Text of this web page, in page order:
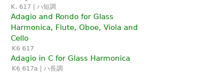
K. 617 | ハ短調
Adagio and Rondo for Glass
Harmonica, Flute, Oboe, Viola and
Cello
K6 617
Adagio in C for Glass Harmonica
K6 617a | ハ長調